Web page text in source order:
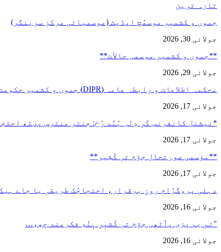
تازہ ترین
جموں و کشمیر موسمُچ اپڈیٹ (موسمیاتی مرکز سرینگر)
جولائی 30, 2026
**جموں و كشمیر موسمی حالأت**
جولائی 29, 2026
محکمہ اطلاعات و رابطہ عامہ (DIPR) جموں و کشمیر حکومت طرفہ…
جولائی 17, 2026
*نیشنل کانفرنس کَرِ دِلہِ ہُنٛد رُخ: جنتر منترس پؠٹھ
جولائی 17, 2026
**مؤسمی صورتحال جۆم تہٕ کٔشِیر**
جولائی 17, 2026
دہلی پروگرٛام روزِ برقرار، احتجاجُک طریقہٕ یا جاے
جولائی 16, 2026
"تمِ یم پزی پٲٹھی جۆم تہٕ کٔشیٖرِ ہٕنٛدِ فکرمند چھِ،…
جولائی 16, 2026